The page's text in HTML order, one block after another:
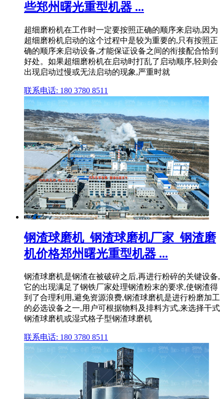
些郑州曙光重型机器 ...
超细磨粉机在工作时一定要按照正确的顺序来启动,因为
超细磨粉机启动的这个过程中是较为重要的,只有按照正
确的顺序来启动设备,才能保证设备之间的衔接配合恰到
好处。如果超细磨粉机在启动时打乱了启动顺序,轻则会
出现启动过慢或无法启动的现象,严重时就
联系电话: 180 3780 8511
钢渣球磨机_钢渣球磨机厂家_钢渣磨
机价格郑州曙光重型机器 ...
钢渣球磨机是钢渣在被破碎之后,再进行粉碎的关键设备,
它的出现满足了钢铁厂家处理钢渣粉末的要求,使钢渣得
到了合理利用,避免资源浪费,钢渣球磨机是进行粉磨加工
的必选设备之一,用户可根据物料及排料方式,来选择干式
钢渣球磨机或湿式格子型钢渣球磨机
联系电话: 180 3780 8511